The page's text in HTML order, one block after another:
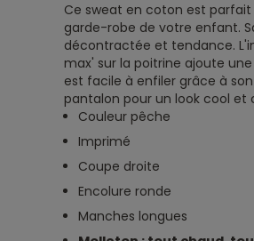
Ce sweat en coton est
garde-robe de votre enfant.
décontractée et tendance.
max' sur la poitrine ajoute
est facile à enfiler grâce à
pantalon pour un look cool et
Couleur pêche
Imprimé
Coupe droite
Encolure ronde
Manches longues